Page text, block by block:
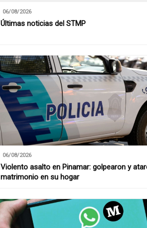
06/08/2026
Últimas noticias del STMP
06/08/2026
Violento asalto en Pinamar: golpearon y
matrimonio en su hogar